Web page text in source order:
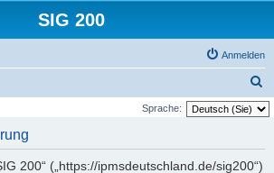
SIG 200
Anmelden
u
Sprache:
200“ („https://ipmsdeutschland.de/sig200“)